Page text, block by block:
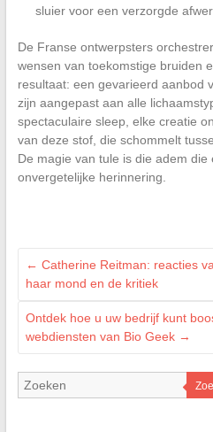
sluier voor een verzorgde
De Franse ontwerpsters
wensen van toekomstige bruiden
resultaat: een gevarieerd aanbod
zijn aangepast aan alle
spectaculaire sleep, elke creatie
van deze stof, die schommelt
De magie van tule is die adem
onvergetelijke herinnering.
← Catherine Reitman: reacties
haar mond en de kritiek
Ontdek hoe u uw bedrijf kunt
webdiensten van Bio Geek →